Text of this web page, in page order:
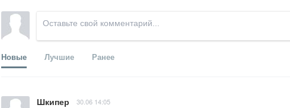
Новые Лучшие Ранее
Шкипер 30.06 14:05